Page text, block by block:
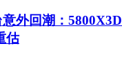
外回潮：
估